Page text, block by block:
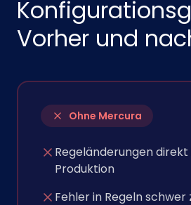
Vorher und
Ohne Mercura
Regeländerungen direkt
Produktion
Fehler in Regeln schwer